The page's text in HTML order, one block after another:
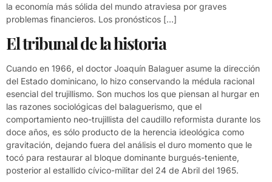
la economía más sólida del mundo atraviesa por graves
problemas financieros. Los pronósticos […]
El tribunal de la historia
Cuando en 1966, el doctor Joaquín Balaguer asume la dirección
del Estado dominicano, lo hizo conservando la médula racional
esencial del trujillismo. Son muchos los que piensan al hurgar en
las razones sociológicas del balaguerismo, que el
comportamiento neo-trujillista del caudillo reformista durante los
doce años, es sólo producto de la herencia ideológica como
gravitación, dejando fuera del análisis el duro momento que le
tocó para restaurar al bloque dominante burgués-teniente,
posterior al estallido cívico-militar del 24 de Abril del 1965.